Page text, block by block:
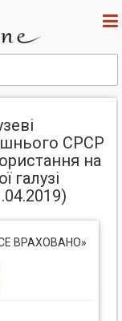
СРСР
на
галузі
ВРАХОВАНО»